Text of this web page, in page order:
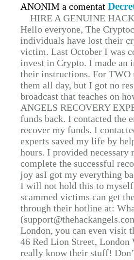
ANONIM a comentat
HIRE A GENUINE
Hello everyone, The
individuals have lost their
victim. Last October I was
invest in Crypto. I made
their instructions. For TWO
them all day, but I got no
broadcast that teaches on
ANGELS RECOVERY
funds back. I contacted the
recover my funds. I
experts saved my life by
hours. I provided
complete the successful
joy asI got my everything
I will not hold this to
scammed victims can get
through their hotline at:
London, you can even visit
46 Red Lion Street, London
really know their stuff!